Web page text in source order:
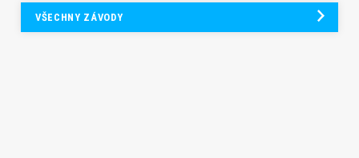
VŠECHNY ZÁVODY